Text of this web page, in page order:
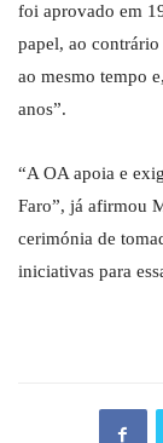
foi aprovado em
papel, ao
ao mesmo tempo
anos”.
“A OA apoia e
Faro”, já afirmou
cerimónia de
iniciativas para